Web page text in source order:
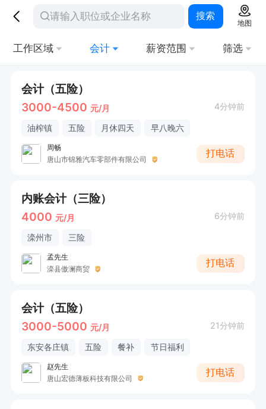
搜索
地图
工作区域 会计 薪资范围 筛选
会计（五险）
3000-4500 元/月 4分钟前
油榨镇 五险 月休四天 早八晚六
周畅
唐山市锦雅汽车零部件有限公司
打电话
内账会计（三险）
4000 元/月 6分钟前
滦州市 三险
孟先生
滦县傲澜商贸
打电话
会计（五险）
3000-5000 元/月 21分钟前
东安各庄镇 五险 餐补 节日福利
赵先生
唐山宏德薄板科技有限公司
打电话